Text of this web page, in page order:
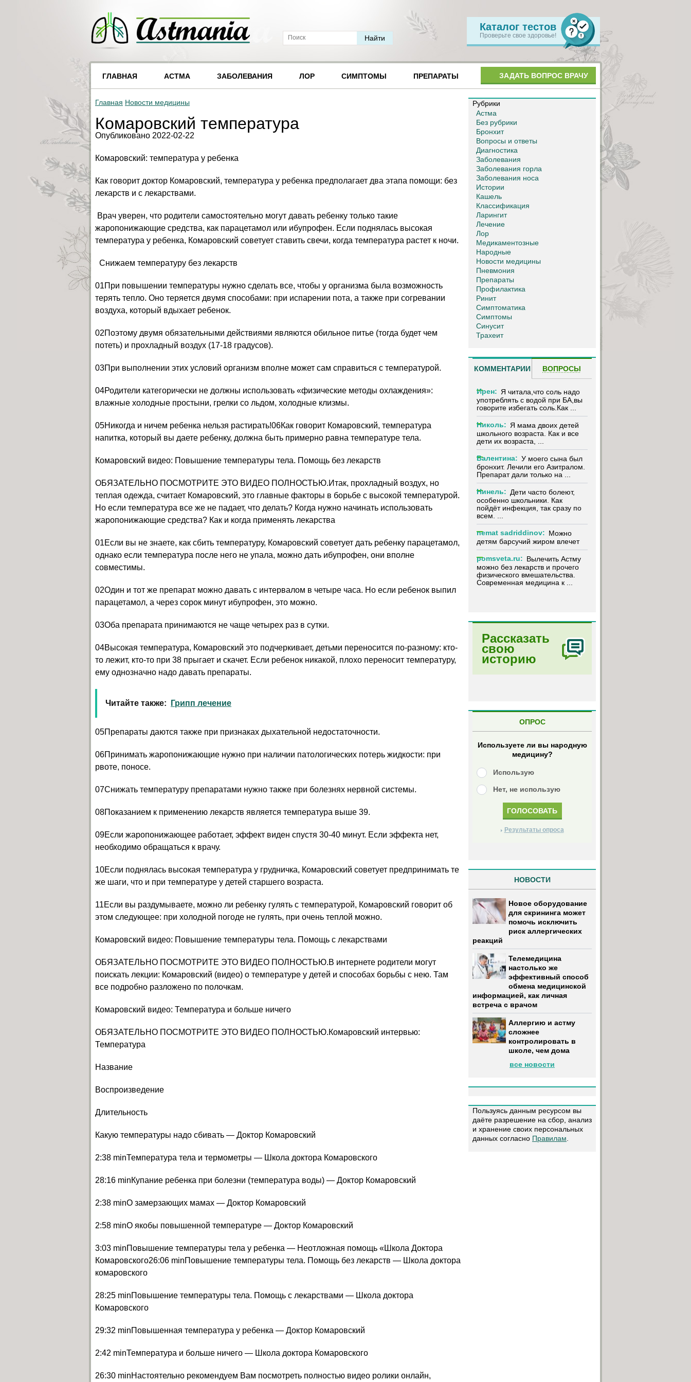
Каталог тестов
Проверьте свое здоровье!
ГЛАВНАЯ АСТМА ЗАБОЛЕВАНИЯ ЛОР СИМПТОМЫ ПРЕПАРАТЫ ЗАДАТЬ ВОПРОС ВРАЧУ
Главная Новости медицины
Комаровский температура
Опубликовано 2022-02-22
Комаровский: температура у ребенка
Как говорит доктор Комаровский, температура у ребенка предполагает два этапа помощи: без
лекарств и с лекарствами.
Врач уверен, что родители самостоятельно могут давать ребенку только такие
жаропонижающие средства, как парацетамол или ибупрофен. Если поднялась высокая
температура у ребенка, Комаровский советует ставить свечи, когда температура растет к ночи.
Снижаем температуру без лекарств
01При повышении температуры нужно сделать все, чтобы у организма была возможность
терять тепло. Оно теряется двумя способами: при испарении пота, а также при согревании
воздуха, который вдыхает ребенок.
02Поэтому двумя обязательными действиями являются обильное питье (тогда будет чем
потеть) и прохладный воздух (17-18 градусов).
03При выполнении этих условий организм вполне может сам справиться с температурой.
04Родители категорически не должны использовать «физические методы охлаждения»:
влажные холодные простыни, грелки со льдом, холодные клизмы.
05Никогда и ничем ребенка нельзя растирать!06Как говорит Комаровский, температура
напитка, который вы даете ребенку, должна быть примерно равна температуре тела.
Комаровский видео: Повышение температуры тела. Помощь без лекарств
ОБЯЗАТЕЛЬНО ПОСМОТРИТЕ ЭТО ВИДЕО ПОЛНОСТЬЮ.Итак, прохладный воздух, но
теплая одежда, считает Комаровский, это главные факторы в борьбе с высокой температурой.
Но если температура все же не падает, что делать? Когда нужно начинать использовать
жаропонижающие средства? Как и когда применять лекарства
01Если вы не знаете, как сбить температуру, Комаровский советует дать ребенку парацетамол,
однако если температура после него не упала, можно дать ибупрофен, они вполне
совместимы.
02Один и тот же препарат можно давать с интервалом в четыре часа. Но если ребенок выпил
парацетамол, а через сорок минут ибупрофен, это можно.
03Оба препарата принимаются не чаще четырех раз в сутки.
04Высокая температура, Комаровский это подчеркивает, детьми переносится по-разному: кто-
то лежит, кто-то при 38 прыгает и скачет. Если ребенок никакой, плохо переносит температуру,
ему однозначно надо давать препараты.
Читайте также: Грипп лечение
05Препараты даются также при признаках дыхательной недостаточности.
06Принимать жаропонижающие нужно при наличии патологических потерь жидкости: при
рвоте, поносе.
07Снижать температуру препаратами нужно также при болезнях нервной системы.
08Показанием к применению лекарств является температура выше 39.
09Если жаропонижающее работает, эффект виден спустя 30-40 минут. Если эффекта нет,
необходимо обращаться к врачу.
10Если поднялась высокая температура у грудничка, Комаровский советует предпринимать те
же шаги, что и при температуре у детей старшего возраста.
11Если вы раздумываете, можно ли ребенку гулять с температурой, Комаровский говорит об
этом следующее: при холодной погоде не гулять, при очень теплой можно.
Комаровский видео: Повышение температуры тела. Помощь с лекарствами
ОБЯЗАТЕЛЬНО ПОСМОТРИТЕ ЭТО ВИДЕО ПОЛНОСТЬЮ.В интернете родители могут
поискать лекции: Комаровский (видео) о температуре у детей и способах борьбы с нею. Там
все подробно разложено по полочкам.
Комаровский видео: Температура и больше ничего
ОБЯЗАТЕЛЬНО ПОСМОТРИТЕ ЭТО ВИДЕО ПОЛНОСТЬЮ.Комаровский интервью:
Температура
Название
Воспроизведение
Длительность
Какую температуры надо сбивать — Доктор Комаровский
2:38 minТемпература тела и термометры — Школа доктора Комаровского
28:16 minКупание ребенка при болезни (температура воды) — Доктор Комаровский
2:38 minО замерзающих мамах — Доктор Комаровский
2:58 minО якобы повышенной температуре — Доктор Комаровский
3:03 minПовышение температуры тела у ребенка — Неотложная помощь «Школа Доктора
Комаровского26:06 minПовышение температуры тела. Помощь без лекарств — Школа доктора
комаровского
28:25 minПовышение температуры тела. Помощь с лекарствами — Школа доктора
Комаровского
29:32 minПовышенная температура у ребенка — Доктор Комаровский
2:42 minТемпература и больше ничего — Школа доктора Комаровского
26:30 minНастоятельно рекомендуем Вам посмотреть полностью видео ролики онлайн,
Рубрики
Астма
Без рубрики
Бронхит
Вопросы и ответы
Диагностика
Заболевания
Заболевания горла
Заболевания носа
Истории
Кашель
Классификация
Ларингит
Лечение
Лор
Медикаментозные
Народные
Новости медицины
Пневмония
Препараты
Профилактика
Ринит
Симптоматика
Симптомы
Синусит
Трахеит
КОММЕНТАРИИ ВОПРОСЫ
Ирен: Я читала,что соль надо
употреблять с водой при БА,вы
говорите избегать соль.Как ...
Николь: Я мама двоих детей
школьного возраста. Как и все
дети их возраста, ...
Валентина: У моего сына был
бронхит. Лечили его Азитралом.
Препарат дали только на ...
Нинель: Дети часто болеют,
особенно школьники. Как
пойдёт инфекция, так сразу по
всем. ...
nemat sadriddinov: Можно
детям барсучий жиром влечет
pomsveta.ru: Вылечить Астму
можно без лекарств и прочего
физического вмешательства.
Современная медицина к ...
Рассказать
свою
историю
ОПРОС
Используете ли вы народную
медицину?
Использую
Нет, не использую
Результаты опроса
НОВОСТИ
Новое оборудование
для скрининга может
помочь исключить
риск аллергических
реакций
Телемедицина
настолько же
эффективный способ
обмена медицинской
информацией, как личная
встреча с врачом
Аллергию и астму
сложнее
контролировать в
школе, чем дома
все новости
Пользуясь данным ресурсом вы
даёте разрешение на сбор, анализ
и хранение своих персональных
данных согласно Правилам